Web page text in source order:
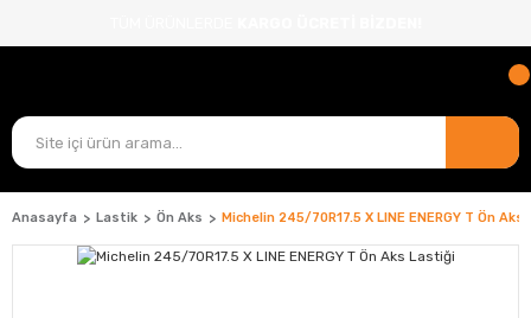
Anasayfa Lastik Ön Aks Michelin 245/70R17.5 X LINE ENERGY T Ön